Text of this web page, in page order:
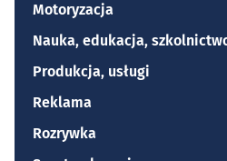
Motoryzacja
Nauka, edukacja,
Produkcja, usługi
Reklama
Rozrywka